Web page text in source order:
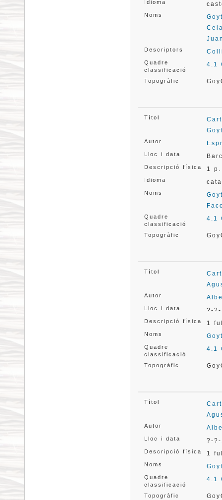
Idioma
Noms
Descriptors
Quadre
classificació
4.1
Topogràfic
Títol
Autor
Lloc i data
Descripció física 1
Idioma
Noms
Quadre
classificació
4.1
Topogràfic
Títol
Autor
Lloc i data ?-?-
Descripció física 1
Noms
Quadre
classificació
4.1
Topogràfic
Títol
Autor
Lloc i data ?-?-
Descripció física 1
Noms
Quadre
classificació
4.1
Topogràfic